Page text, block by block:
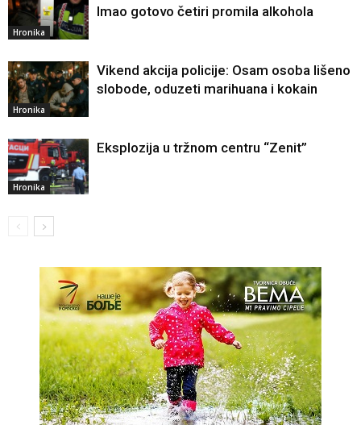
Hronika
Imao gotovo četiri promila alkohola
Hronika
Vikend akcija policije: Osam osoba lišeno
slobode, oduzeti marihuana i kokain
Hronika
Eksplozija u tržnom centru “Zenit”